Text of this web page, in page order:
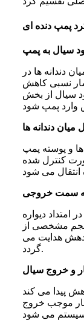
سیال به پمپ
دندانه ها در
نسبی کاهش
سیال از بخش
میان دندانه ها
و پوسته پمپ
کنترل شده
به سمت خروجی
دیواره
مشخصی از
هدایت می
گردد.
و خروج سیال
پیدا می کند
موجب خروج